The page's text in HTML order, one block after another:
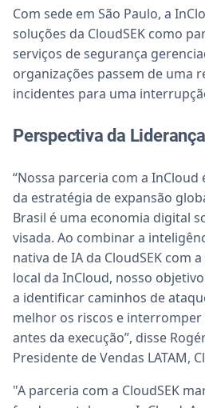
Com sede em São Paulo, a
soluções da CloudSEK como
serviços de segurança
organizações passem de uma
incidentes para uma
Perspectiva da Liderança
“Nossa parceria com a
da estratégia de expansão
Brasil é uma economia digital
visada. Ao combinar a
nativa de IA da CloudSEK com
local da InCloud, nosso
a identificar caminhos de
melhor os riscos e interromper
antes da execução”, disse
Presidente de Vendas LATAM,
"A parceria com a CloudSEK